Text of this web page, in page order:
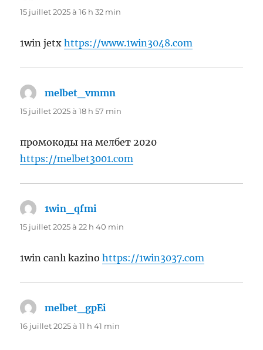
15 juillet 2025 à 16 h 32 min
1win jetxhttps://www.1win3048.com
melbet_vmmn
15 juillet 2025 à 18 h 57 min
промокоды на мелбет 2020
https://melbet3001.com
1win_qfmi
15 juillet 2025 à 22 h 40 min
1win canlı kazinohttps://1win3037.com
melbet_gpEi
16 juillet 2025 à 11 h 41 min